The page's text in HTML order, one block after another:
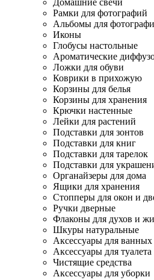
Домашние свечи
Рамки для фотографий
Альбомы для
Иконы
Глобусы настольные
Ароматические
Ложки для обуви
Коврики в прихожую
Корзины для белья
Корзины для хранения
Крючки настенные
Лейки для растений
Подставки для зонтов
Подставки для книг
Подставки для тарелок
Подставки для
Органайзеры для дома
Ящики для хранения
Стопперы для окон и
Ручки дверные
Флаконы для духов и
Шкуры натуральные
Аксессуары для ванных
Аксессуары для туалета
Чистящие средства
Аксессуары для уборки